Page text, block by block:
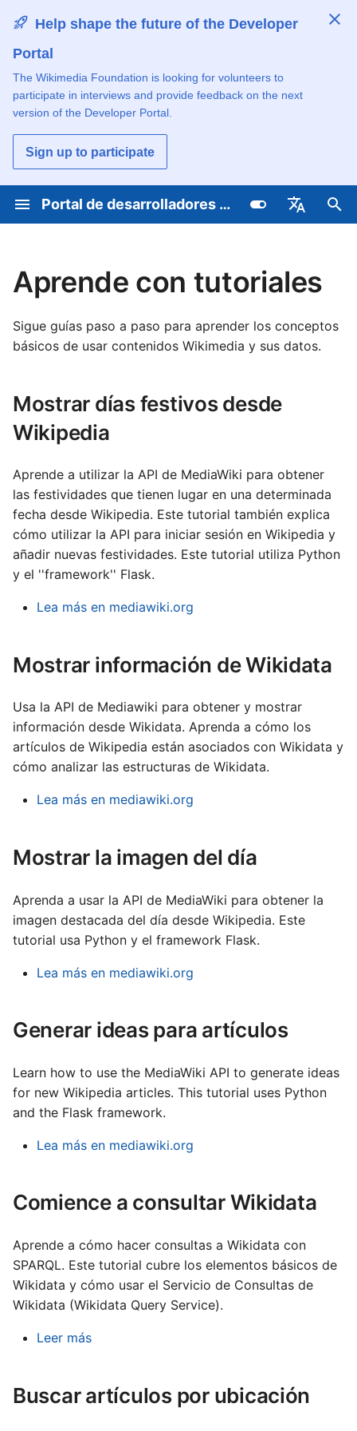
Help shape the future of the Developer
Portal
The Wikimedia Foundation is looking for volunteers to
participate in interviews and provide feedback on the next
version of the Developer Portal.
Sign up to participate
Portal de desarrolladores de Wikimedia
English
Español
Français
Lëtzebuergesch
Polski
Português (Brasil)
Slovenčina
Slovenščina
Македонски
Русский
עברית
العربية
中文（简体）
日本語
한국어
T
e
c
l
e
p
r
c
m
e
a
r
b
q
e
d
a
Aprenda acerca de la
Entiende el proceso de
desarrollo
Aprende con tutoriales
programación
Mostrar días festivos
Mostrar información de
Wikidata
Mostrar la imagen del día
artículos
Comience a consultar
Wikidata
ubicación
Descubre y comparte
Primeros pasos
Aprende con tutoriales
Alojar herramientas en los
servidores Wikimedia
Learn how contributing
Contribuir por tema
Contribuir por lenguaje de
programación
Explore hackathons and
Comunicarse con la
comunidad técnica
Learn and share technical
Get tech project updates
Learn about Wikimedia
technical operations
Aprende con tutoriales
Sigue guías paso a paso para aprender los conceptos
básicos de usar contenidos Wikimedia y sus datos.
Mostrar días festivos desde
Wikipedia
Aprende a utilizar la API de MediaWiki para obtener
las festividades que tienen lugar en una determinada
fecha desde Wikipedia. Este tutorial también explica
cómo utilizar la API para iniciar sesión en Wikipedia y
añadir nuevas festividades. Este tutorial utiliza Python
y el ''framework'' Flask.
Lea más en mediawiki.org
Mostrar información de Wikidata
Usa la API de Mediawiki para obtener y mostrar
información desde Wikidata. Aprenda a cómo los
artículos de Wikipedia están asociados con Wikidata y
cómo analizar las estructuras de Wikidata.
Lea más en mediawiki.org
Mostrar la imagen del día
Aprenda a usar la API de MediaWiki para obtener la
imagen destacada del día desde Wikipedia. Este
tutorial usa Python y el framework Flask.
Lea más en mediawiki.org
Generar ideas para artículos
Learn how to use the MediaWiki API to generate ideas
for new Wikipedia articles. This tutorial uses Python
and the Flask framework.
Lea más en mediawiki.org
Comience a consultar Wikidata
Aprende a cómo hacer consultas a Wikidata con
SPARQL. Este tutorial cubre los elementos básicos de
Wikidata y cómo usar el Servicio de Consultas de
Wikidata (Wikidata Query Service).
Leer más
Buscar artículos por ubicación